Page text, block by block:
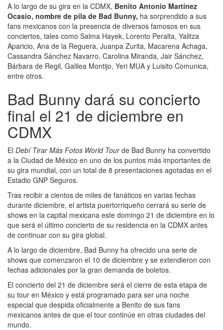
A lo largo de su gira en la CDMX, Benito Antonio Martínez
Ocasio, nombre de pila de Bad Bunny, ha sorprendido a sus
fans mexicanos con la presencia de diversos famosos en sus
conciertos, tales como Salma Hayek, Lorento Peralta, Yalitza
Aparicio, Ana de la Reguera, Juanpa Zurita, Macarena Achaga,
Cassandra Sánchez Navarro, Carolina Miranda, Jair Sánchez,
Bárbara de Regil, Galilea Montijo, Yeri MUA y Luisito Comunica,
entre otros.
Bad Bunny dará su concierto
final el 21 de diciembre en
CDMX
El Debí Tirar Más Fotos World Tourde Bad Bunny ha convertido
a la Ciudad de México en uno de los puntos más importantes de
su gira mundial, con un total de 8 presentaciones agotadas en el
Estadio GNP Seguros.
Tras recibir a cientos de miles de fanáticos en varias fechas
durante diciembre, el artista puertorriqueño cerrará su serie de
shows en la capital mexicana este domingo 21 de diciembre en lo
que será el último concierto de su residencia en la CDMX antes
de continuar con su gira global.
A lo largo de diciembre, Bad Bunny ha ofrecido una serie de
shows que comenzaron el 10 de diciembre y se extendieron con
fechas adicionales por la gran demanda de boletos.
El concierto del 21 de diciembre será el cierre de esta etapa de
su tour en México y está programado para ser una noche
especial que despida oficialmente a Benito de sus fans
mexicanos antes de que el tour continúe en otras ciudades del
mundo.